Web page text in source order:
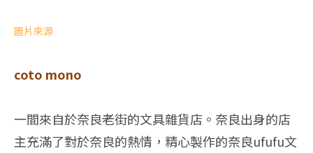
圖片來源
coto mono
一間來自於奈良老街的文具雜貨店。奈良出身的店
主充滿了對於奈良的熱情，精心製作的奈良ufufu文